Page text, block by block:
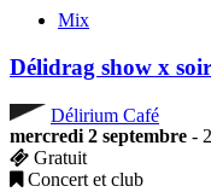
Mix
Délidrag show x
Délirium Café
mercredi 2 septembre -
Gratuit
Concert et club